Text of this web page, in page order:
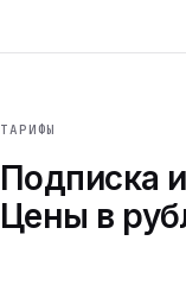
ТАРИФЫ
Подписка
Цены в